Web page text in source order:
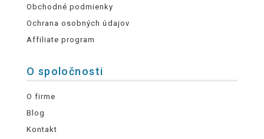
Obchodné podmienky
Ochrana osobných údajov
Affiliate program
O spoločnosti
O firme
Blog
Kontakt